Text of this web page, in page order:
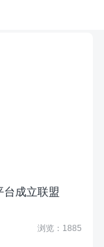
台成立联盟
浏览：1885